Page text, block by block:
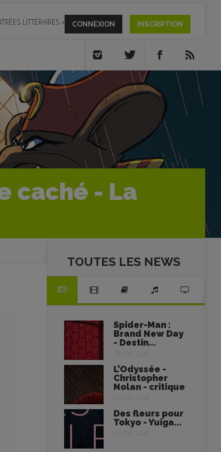
LITTÉRAIRES » CONNEXION INSCRIPTION
caché - La
TOUTES LES NEWS
Spider-Man :
Brand New Day
- Destin...
06/08/2026
L’Odyssée -
Christopher
Nolan - critique
06/08/2026
Des fleurs pour
Tokyo - Yuiga...
06/08/2026